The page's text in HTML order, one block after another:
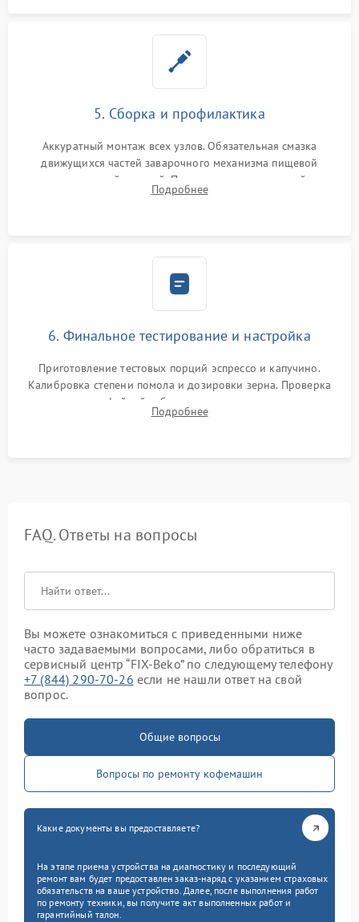
5. Сборка и профилактика
Аккуратный монтаж всех узлов. Обязательная смазка
движущихся частей заварочного механизма пищевой
силиконовой смазкой. Проведение программной
декальцинации и очистки системы от кофейных масел.
Подробнее
6. Финальное тестирование и настройка
Приготовление тестовых порций эспрессо и капучино.
Калибровка степени помола и дозировки зерна. Проверка
плотности кофейной таблетки, температуры напитка и
качества молочной пены. Контроль отсутствия посторонних
Подробнее
FAQ. Ответы на вопросы
Вы можете ознакомиться с приведенными ниже
часто задаваемыми вопросами, либо обратиться в
сервисный центр “FIX-Beko” по следующему телефону
+7 (844) 290-70-26 если не нашли ответ на свой
вопрос.
Общие вопросы
Вопросы по ремонту кофемашин
Какие документы вы предоставляете?
На этапе приема устройства на диагностику и последующий
ремонт вам будет предоставлен заказ-наряд с указанием страховых
обязательств на ваше устройство. Далее, после выполнения работ
по ремонту техники, вы получите акт выполненных работ и
гарантийный талон.